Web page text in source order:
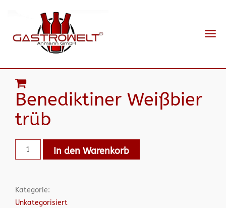
Benediktiner Weißbier
trüb
In den Warenkorb
Kategorie:
Unkategorisiert